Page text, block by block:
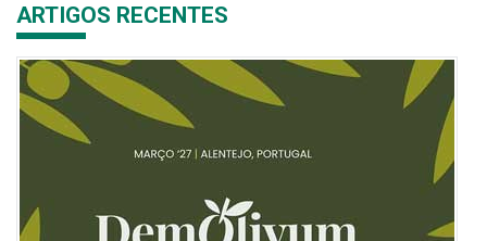
ARTIGOS RECENTES